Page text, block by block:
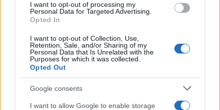
consent section.
I want to opt-out of processing my
Personal Data for Targeted Advertising.
Opted In
I want to opt-out of Collection, Use,
Retention, Sale, and/or Sharing of my
Personal Data that Is Unrelated with the
Purposes for which it was collected.
Opted Out
Google consents
I want to allow Google to enable storage
Dizionario dei Sogni – G
Dizionario dei Sogni – I
Dizionario dei Sogni – J
Dizionario dei Sogni – L
Dizionario dei Sogni – M
Dizionario dei Sogni – N
Dizionario dei Sogni – O